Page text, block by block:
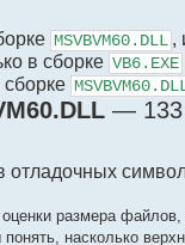
MSVBVM60.DLL ,
в сборке VB6.EXE
сборке
— 133
размера
насколько